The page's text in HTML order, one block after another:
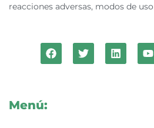
reacciones adversas, modos de
F
a
c
T
w
i
L
i
n
Y
o
u
Menú: